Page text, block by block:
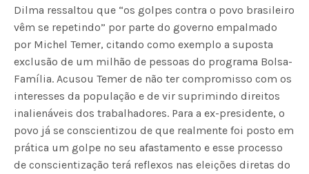
Dilma ressaltou que “os golpes contra o povo brasileiro
vêm se repetindo” por parte do governo empalmado
por Michel Temer, citando como exemplo a suposta
exclusão de um milhão de pessoas do programa Bolsa-
Família. Acusou Temer de não ter compromisso com os
interesses da população e de vir suprimindo direitos
inalienáveis dos trabalhadores. Para a ex-presidente, o
povo já se conscientizou de que realmente foi posto em
prática um golpe no seu afastamento e esse processo
de conscientização terá reflexos nas eleições diretas do